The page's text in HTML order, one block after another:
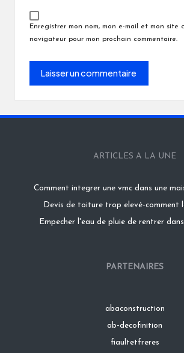
Enregistrer mon nom, mon e-mail et mon site
navigateur pour mon prochain commentaire.
ARTICLES A LA UNE
Comment integrer une vmc dans une
Devis de toiture trop elevé-comment
Empecher l'eau de pluie de rentrer
PARTENAIRES
abaconstruction
ab-decofinition
fiaultetfreres